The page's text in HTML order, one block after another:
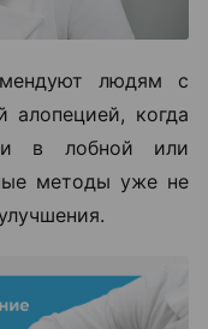
людям с
алопецией, когда
в лобной или
методы уже не